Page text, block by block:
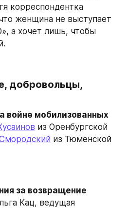
корреспондентка
женщина не выступает
а хочет лишь, чтобы
добровольцы,
войне мобилизованных
из Оренбургской
из Тюменской
за возвращение